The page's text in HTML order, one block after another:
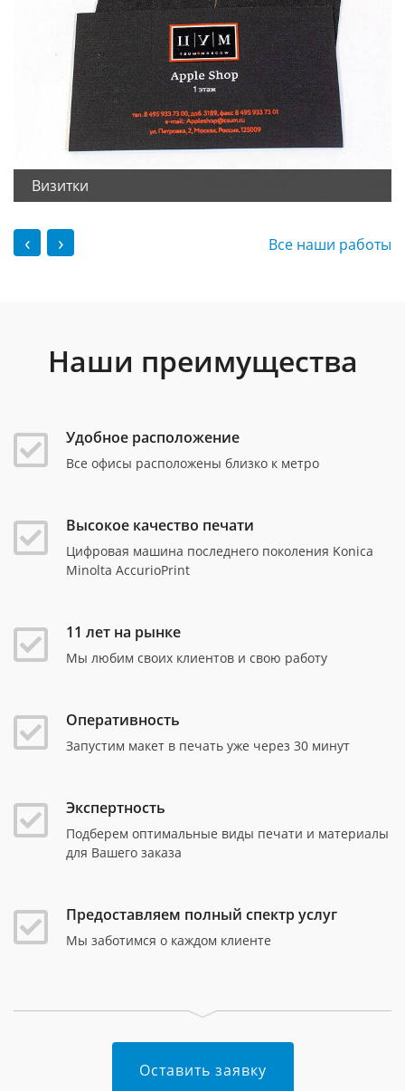
Визитки
‹ › Все наши работы
Наши преимущества
Удобное расположение
Все офисы расположены близко к метро
Высокое качество печати
Цифровая машина последнего поколения Konica
Minolta AccurioPrint
11 лет на рынке
Мы любим своих клиентов и свою работу
Оперативность
Запустим макет в печать уже через 30 минут
Экспертность
Подберем оптимальные виды печати и материалы
для Вашего заказа
Предоставляем полный спектр услуг
Мы заботимся о каждом клиенте
Оставить заявку